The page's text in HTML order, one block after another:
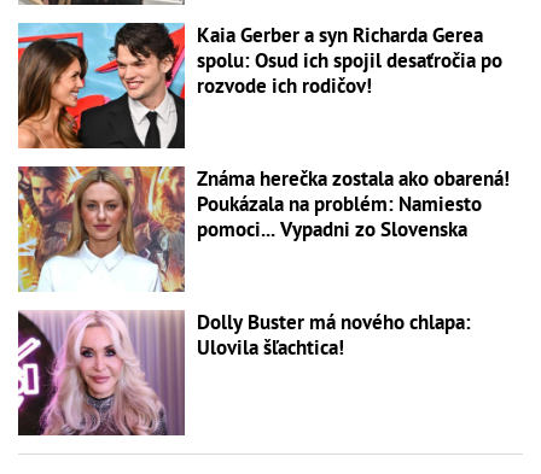
Kaia Gerber a syn Richarda Gerea
spolu: Osud ich spojil desaťročia po
rozvode ich rodičov!
Známa herečka zostala ako obarená!
Poukázala na problém: Namiesto
pomoci... Vypadni zo Slovenska
Dolly Buster má nového chlapa:
Ulovila šľachtica!